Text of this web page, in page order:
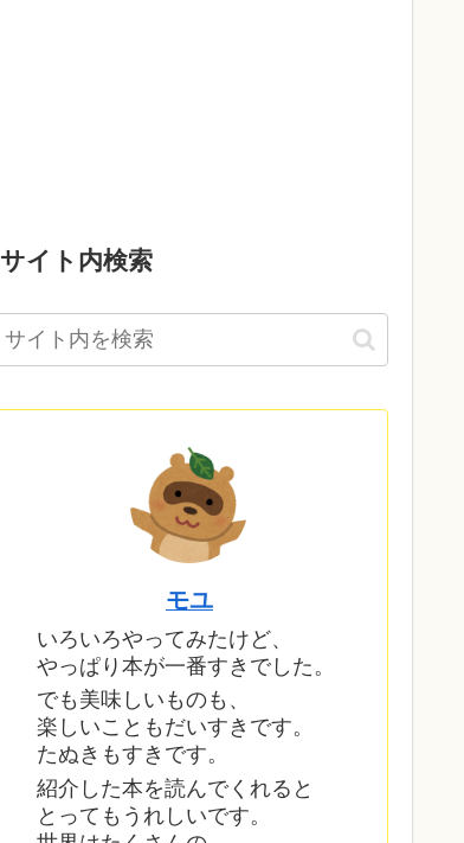
サイト内検索
モユ
いろいろやってみたけど、
やっぱり本が一番すきでした。
でも美味しいものも、
楽しいこともだいすきです。
たぬきもすきです。
紹介した本を読んでくれると
とってもうれしいです。